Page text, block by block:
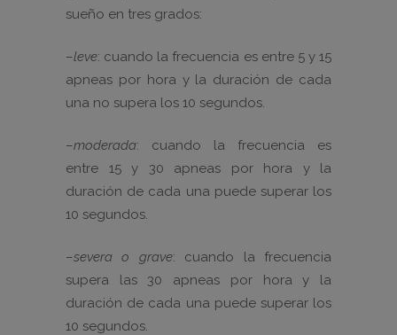
sueño en tres grados:
–leve: cuando la frecuencia es entre 5 y 15
apneas por hora y la duración de cada
una no supera los 10 segundos.
–moderada: cuando la frecuencia es
entre 15 y 30 apneas por hora y la
duración de cada una puede superar los
10 segundos.
–severa o grave: cuando la frecuencia
supera las 30 apneas por hora y la
duración de cada una puede superar los
10 segundos.